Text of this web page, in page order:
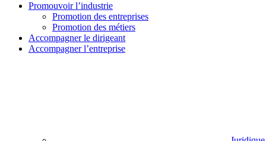
Promouvoir l’industrie
Promotion des entreprises
Promotion des métiers
Accompagner le dirigeant
Accompagner l’entreprise